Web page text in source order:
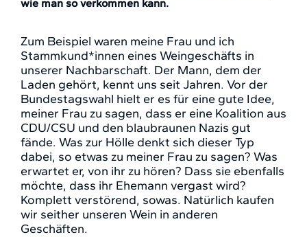
wie man so verkommen kann.
Zum Beispiel waren meine Frau und ich
Stammkund*innen eines Weingeschäfts in
unserer Nachbarschaft. Der Mann, dem der
Laden gehört, kennt uns seit Jahren. Vor der
Bundestagswahl hielt er es für eine gute Idee,
meiner Frau zu sagen, dass er eine Koalition aus
CDU/CSU und den blaubraunen Nazis gut
fände. Was zur Hölle denkt sich dieser Typ
dabei, so etwas zu meiner Frau zu sagen? Was
erwartet er, von ihr zu hören? Dass sie ebenfalls
möchte, dass ihr Ehemann vergast wird?
Komplett verstörend, sowas. Natürlich kaufen
wir seither unseren Wein in anderen
Geschäften.